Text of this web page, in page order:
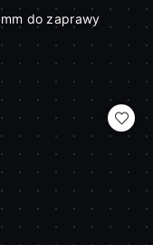
do zaprawy